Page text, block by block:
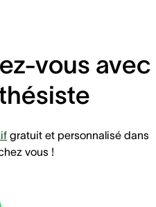
vous avec
gratuit et personnalisé dans
vous !